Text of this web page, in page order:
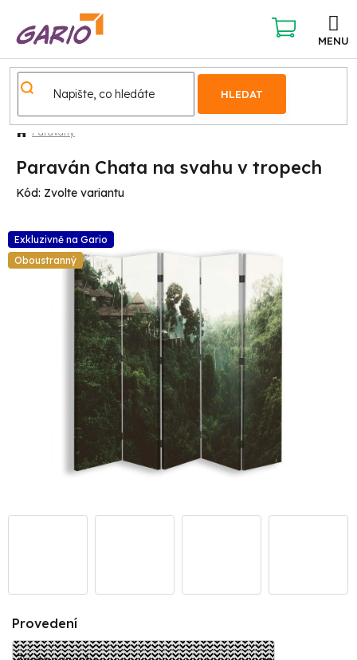
obsah
HLEDAT
NÁKUPNÍ
KOŠÍK
Paravány
Paraván Chata na svahu v tropech
Kód: Zvolte variantu
Exkluzivně na Gario
Oboustranný
Provedení